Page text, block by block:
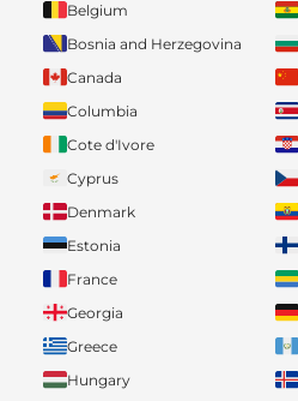
Belgium
Bosnia and Herzegovina
Canada
Columbia
Cote d'Ivore
Cyprus
Denmark
Estonia
France
Georgia
Greece
Hungary